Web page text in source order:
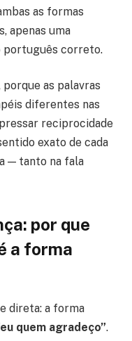
as formas
apenas uma
português correto.
as palavras
diferentes nas
reciprocidade
exato de cada
— tanto na fala
por que
a forma
direta: a forma
quem agradeço”.